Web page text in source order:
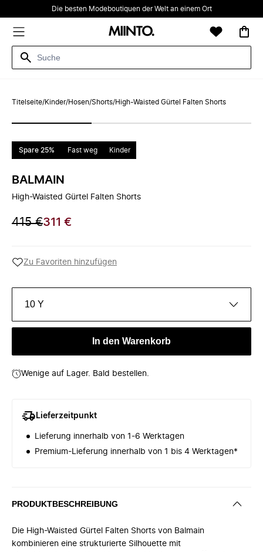
Die besten Modeboutiquen der Welt an einem Ort
Titelseite/Kinder/Hosen/Shorts/High-Waisted Gürtel Falten Shorts
Spare 25% Fast weg Kinder
BALMAIN
High-Waisted Gürtel Falten Shorts
415 €311 €
Zu Favoriten hinzufügen
10 Y
In den Warenkorb
Wenige auf Lager. Bald bestellen.
Lieferzeitpunkt
Lieferung innerhalb von 1-6 Werktagen
Premium-Lieferung innerhalb von 1 bis 4 Werktagen*
PRODUKTBESCHREIBUNG
Die High-Waisted Gürtel Falten Shorts von Balmain
kombinieren eine strukturierte Silhouette mit